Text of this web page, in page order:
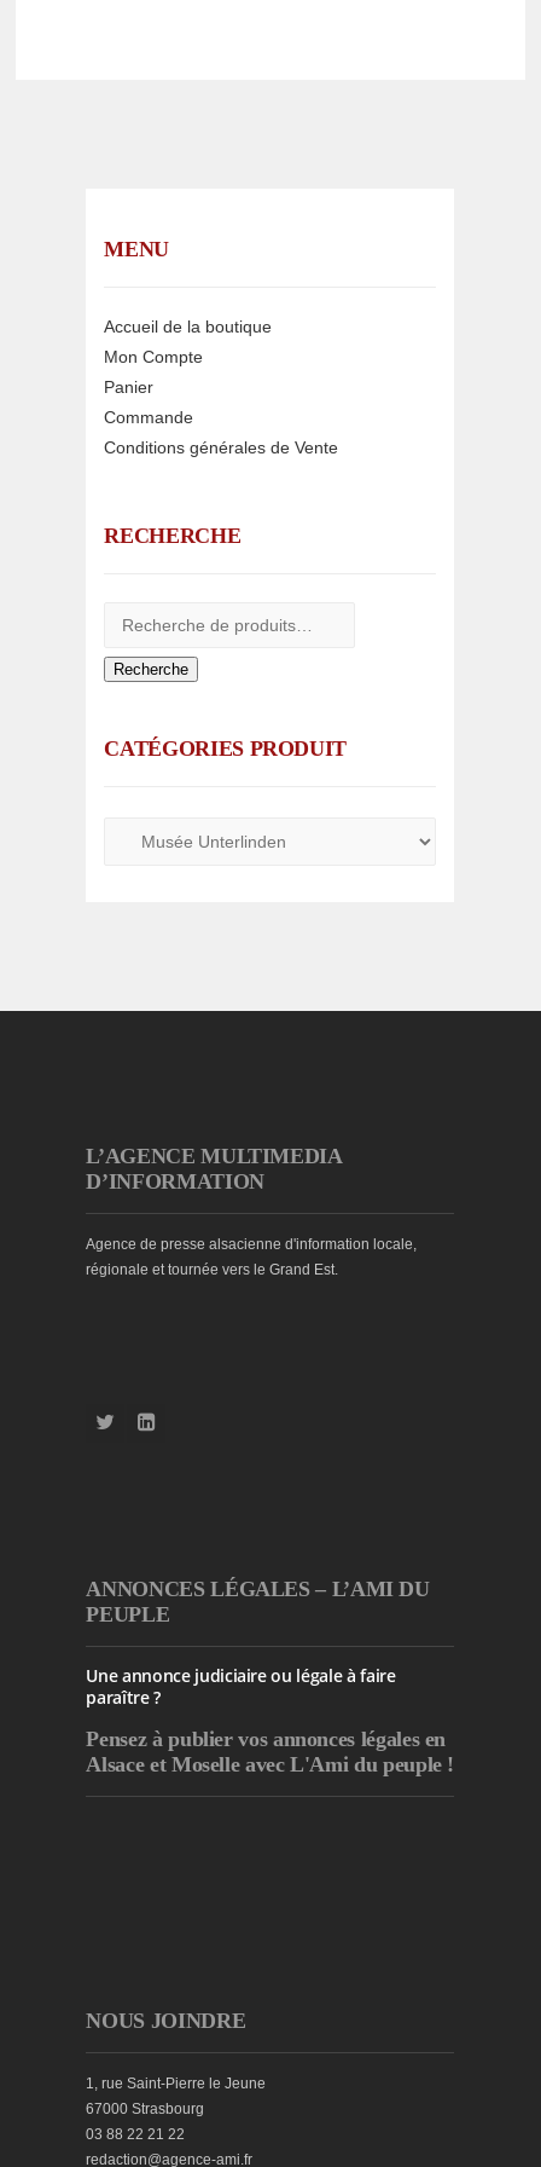
MENU
Accueil de la boutique
Mon Compte
Panier
Commande
Conditions générales de Vente
RECHERCHE
Recherche
CATÉGORIES PRODUIT
L’AGENCE MULTIMEDIA
D’INFORMATION
Agence de presse alsacienne d'information locale,
régionale et tournée vers le Grand Est.
ANNONCES LÉGALES – L’AMI DU
PEUPLE
Une annonce judiciaire ou légale à faire
paraître ?
Pensez à publiervos annonces légales en
Alsace et Moselle avec L'Ami du peuple !
NOUS JOINDRE
1, rue Saint-Pierre le Jeune
67000 Strasbourg
03 88 22 21 22
redaction@agence-ami.fr